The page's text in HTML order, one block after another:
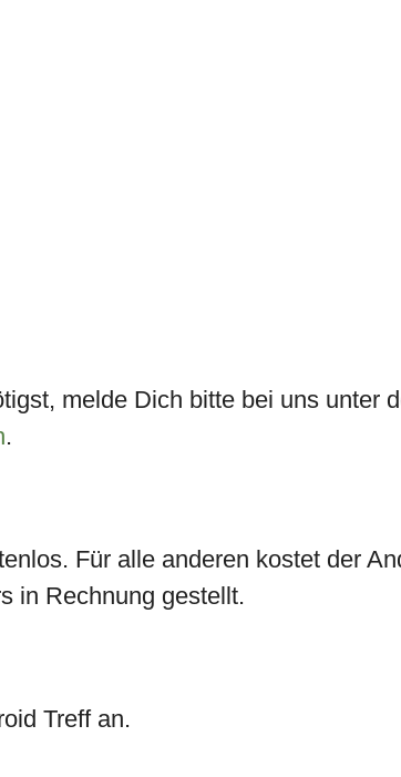
melde Dich bitte bei uns unter
.
Für alle anderen kostet der
in Rechnung gestellt.
Treff an.